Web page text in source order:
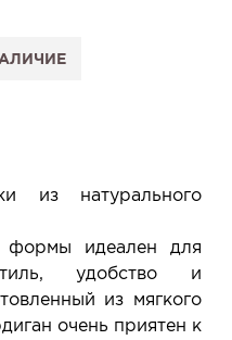
и выберите салон.
заявку.
не обязывает: Вы
месте решаете,
для Вас время -
из натурального
формы идеален для
удобство и
из мягкого
очень приятен к